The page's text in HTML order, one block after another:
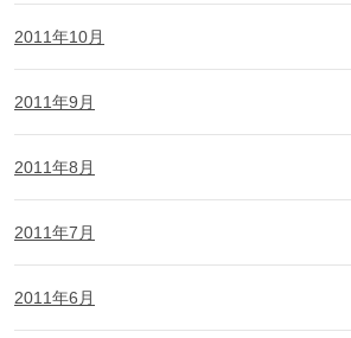
2011年10月
2011年9月
2011年8月
2011年7月
2011年6月